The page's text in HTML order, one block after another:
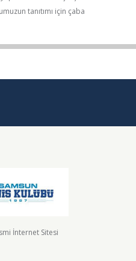
tanıtımı için çaba
İnternet Sitesi